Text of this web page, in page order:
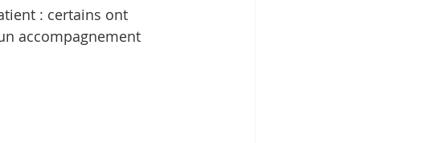
: certains ont
accompagnement